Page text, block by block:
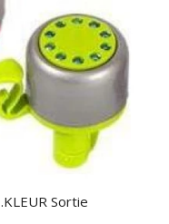
Sortie